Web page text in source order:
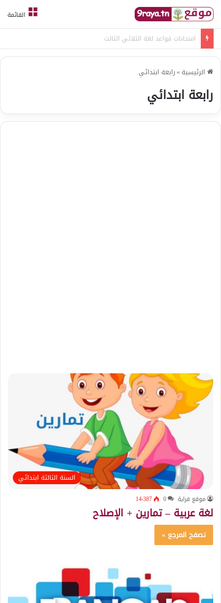
القائمة
امتحانات قواعد لغة الثلاثي الثالث
الرئيسية »رابعة ابتدائي
رابعة ابتدائي
السنة الثالثة ابتدائي
موقع قراية 0 14٬387
لغة عربية – تمارين + الإصلاح
تصفح المرجع »